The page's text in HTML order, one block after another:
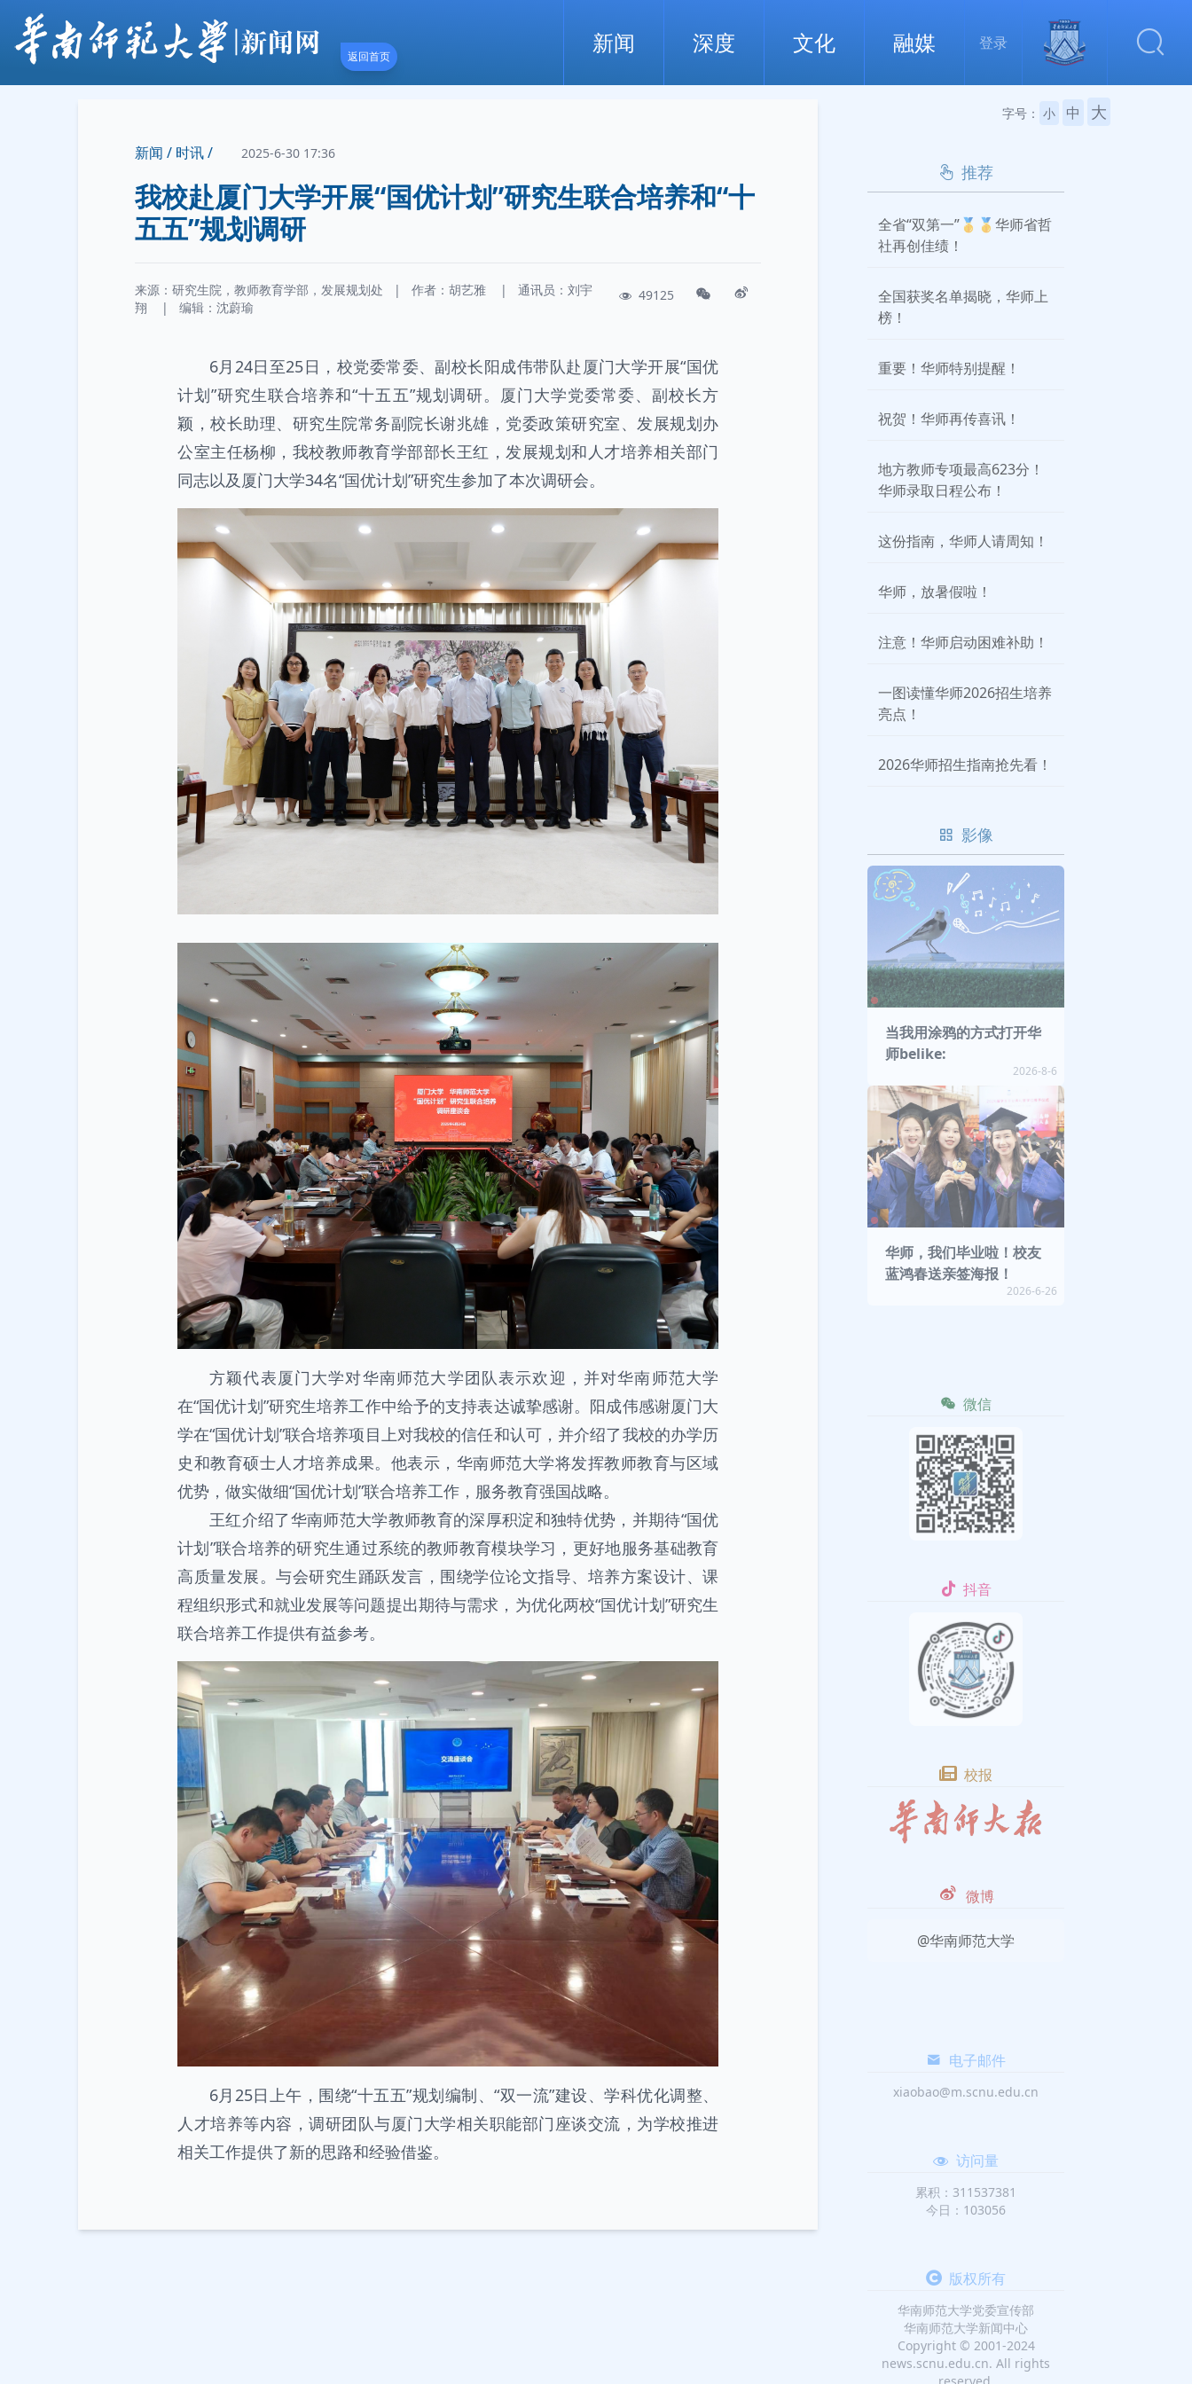
返回首页 新闻 深度 文化 融媒 登录
新闻 / 时讯 / 2025-6-30 17:36
我校赴厦门大学开展“国优计划”研究生联合培养和“十
五五”规划调研
来源：研究生院，教师教育学部，发展规划处 | 作者： 胡艺雅 | 通讯员： 刘宇
翔
| 编辑：沈蔚瑜
49125
6月24日至25日，校党委常委、副校长阳成伟带队赴厦门大学开展“国优
计划”研究生联合培养和“十五五”规划调研。厦门大学党委常委、副校长方
颖，校长助理、研究生院常务副院长谢兆雄，党委政策研究室、发展规划办
公室主任杨柳，我校教师教育学部部长王红，发展规划和人才培养相关部门
同志以及厦门大学34名“国优计划”研究生参加了本次调研会。
方颖代表厦门大学对华南师范大学团队表示欢迎，并对华南师范大学
在“国优计划”研究生培养工作中给予的支持表达诚挚感谢。阳成伟感谢厦门大
学在“国优计划”联合培养项目上对我校的信任和认可，并介绍了我校的办学历
史和教育硕士人才培养成果。他表示，华南师范大学将发挥教师教育与区域
优势，做实做细“国优计划”联合培养工作，服务教育强国战略。
王红介绍了华南师范大学教师教育的深厚积淀和独特优势，并期待“国优
计划”联合培养的研究生通过系统的教师教育模块学习，更好地服务基础教育
高质量发展。与会研究生踊跃发言，围绕学位论文指导、培养方案设计、课
程组织形式和就业发展等问题提出期待与需求，为优化两校“国优计划”研究生
联合培养工作提供有益参考。
6月25日上午，围绕“十五五”规划编制、“双一流”建设、学科优化调整、
人才培养等内容，调研团队与厦门大学相关职能部门座谈交流，为学校推进
相关工作提供了新的思路和经验借鉴。
字号： 小 中 大
推荐
全省“双第一”🥇🥇华师省哲
社再创佳绩！
全国获奖名单揭晓，华师上
榜！
重要！华师特别提醒！
祝贺！华师再传喜讯！
地方教师专项最高623分！
华师录取日程公布！
这份指南，华师人请周知！
华师，放暑假啦！
注意！华师启动困难补助！
一图读懂华师2026招生培养
亮点！
2026华师招生指南抢先看！
影像
当我用涂鸦的方式打开华
师belike:
2026-8-6
华师，我们毕业啦！校友
蓝鸿春送亲签海报！
2026-6-26
微信
抖音
校报
微博
@华南师范大学
电子邮件
xiaobao@m.scnu.edu.cn
访问量
累积：311537381
今日：103056
版权所有
华南师范大学党委宣传部
华南师范大学新闻中心
Copyright © 2001-2024
news.scnu.edu.cn. All rights